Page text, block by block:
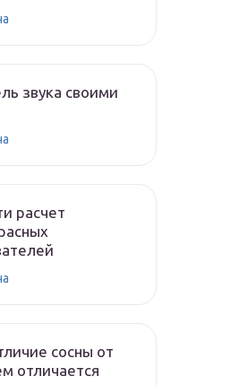
звука своими
расчет
сосны от
отличается